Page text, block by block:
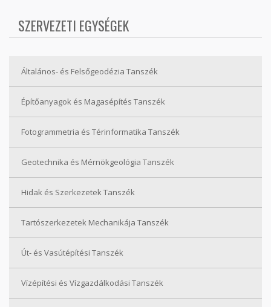
SZERVEZETI EGYSÉGEK
Általános- és Felsőgeodézia Tanszék
Építőanyagok és Magasépítés Tanszék
Fotogrammetria és Térinformatika Tanszék
Geotechnika és Mérnökgeológia Tanszék
Hidak és Szerkezetek Tanszék
Tartószerkezetek Mechanikája Tanszék
Út- és Vasútépítési Tanszék
Vízépítési és Vízgazdálkodási Tanszék